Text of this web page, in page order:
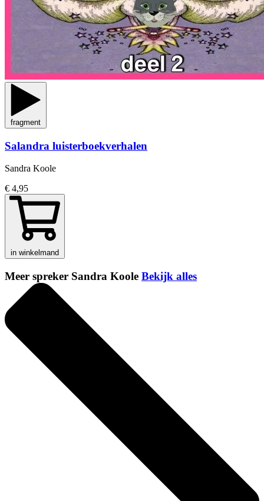
fragment
Salandra luisterboekverhalen
Sandra Koole
€ 4,95
in winkelmand
Meer spreker Sandra Koole Bekijk alles